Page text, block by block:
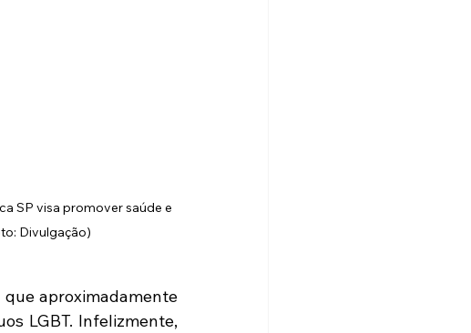
SP visa promover saúde e
Divulgação)
que aproximadamente
LGBT. Infelizmente,